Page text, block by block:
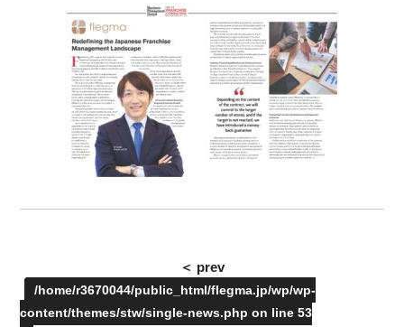
＜ prev
/home/r3670044/public_html/flegma.jp/wp/wp-
content/themes/stw/single-news.php on line53